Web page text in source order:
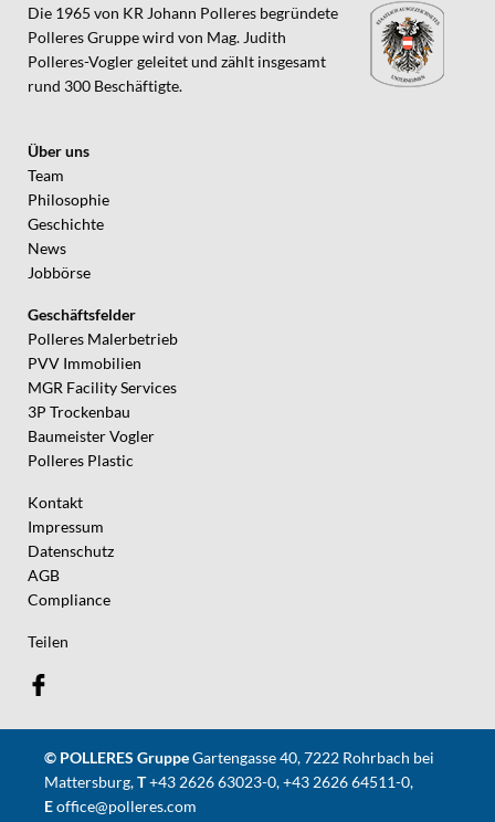
Die 1965 von KR Johann Polleres begründete
Polleres Gruppe wird von Mag. Judith
Polleres-Vogler geleitet und zählt insgesamt
rund 300 Beschäftigte.
Über uns
Team
Philosophie
Geschichte
News
Jobbörse
Geschäftsfelder
Polleres Malerbetrieb
PVV Immobilien
MGR Facility Services
3P Trockenbau
Baumeister Vogler
Polleres Plastic
Kontakt
Impressum
Datenschutz
AGB
Compliance
Teilen
© POLLERES GruppeGartengasse 40, 7222 Rohrbach bei
Mattersburg,T+43 2626 63023-0,+43 2626 64511-0,
Eoffice@polleres.com